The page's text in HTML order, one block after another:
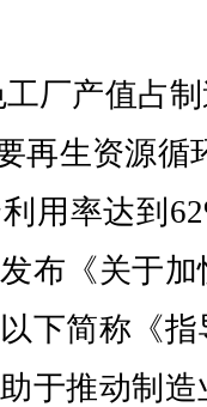
厂产值占
再生资源循
用率达到
布《关于
下简称《
于推动制